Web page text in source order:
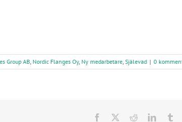
Group AB Nordic Flanges Oy, Ny medarbetare Själevad | 0
Facebook Reddit